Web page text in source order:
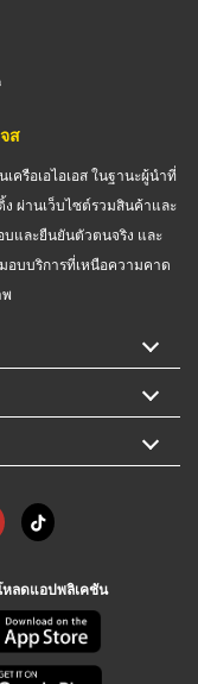
ส
ครือเอไอเอส ในฐานะผู้นำที่
ผ่านเว็บไซต์รวมสินค้าและ
บและยืนยันตัวตนจริง และ
อบบริการที่เหนือความคาด
ลดแอปพลิเคชัน